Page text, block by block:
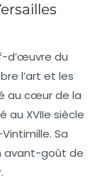
d’œuvre du
l’art et les
au cœur de la
au XVIIe siècle
Sa
avant-goût de